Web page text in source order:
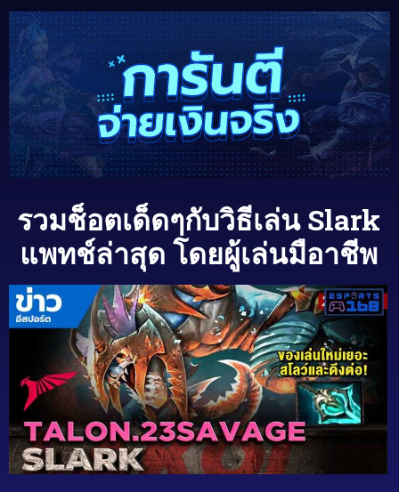
รวมช็อตเด็ดๆกับวิธีเล่น Slark
แพทช์ล่าสุด โดยผู้เล่นมือาชีพ